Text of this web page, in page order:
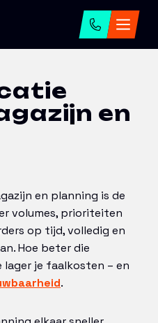
tussen
en
en planning is de
volumes, prioriteiten
op tijd, volledig en
Hoe beter die
je faalkosten – en
.